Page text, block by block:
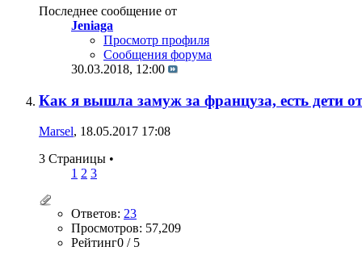
Последнее сообщение от
Jeniaga
Просмотр профиля
Сообщения форума
30.03.2018, 12:00
Как я вышла замуж за француза, есть дети
Marsel, 18.05.2017 17:08
3 Страницы •
1 2 3
Ответов: 23
Просмотров: 57,209
Рейтинг0 / 5